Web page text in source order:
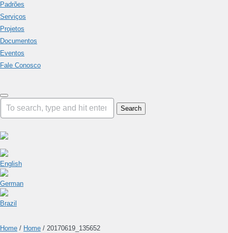
Padrões
Serviços
Projetos
Documentos
Eventos
Fale Conosco
Search
English
German
Brazil
Home / Home / 20170619_135652